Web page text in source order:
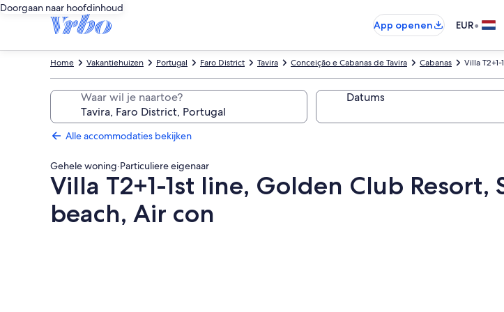
Doorgaan naar hoofdinhoud
App openen
EUR•
Villa
Cabanas
Conceição e Cabanas de Tavira
Tavira
Faro District
Portugal
Vakantiehuizen
Home
Waar wil je naartoe? Datums
Alle accommodaties bekijken
Gehele woning·Particuliere eigenaar
Villa T2+1-1st line, Golden Club
beach, Air con